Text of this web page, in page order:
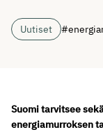
Uutiset
Suomi tarvitsee
energiamurroksen